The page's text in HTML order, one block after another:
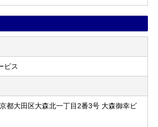
ビス
都大田区大森北一丁目2番3号 大森御幸ビ